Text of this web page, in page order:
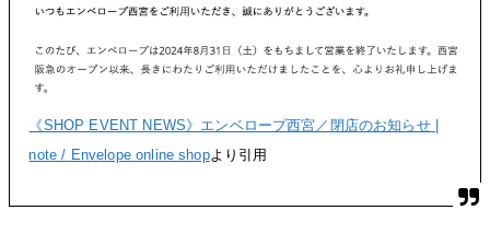
《SHOP EVENT NEWS》エンベロープ西宮／閉店のお知らせ |
note / Envelope online shopより引用